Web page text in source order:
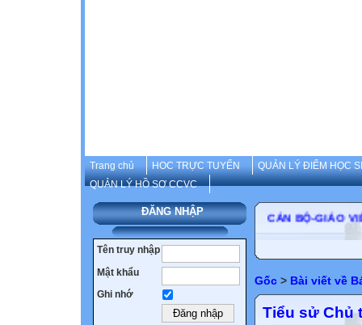
Trang chủ HOC TRỰC TUYẾN
QUẢN LÝ ĐIỂM HỌC
QUẢN LÝ HỒ SƠ CCVC
ĐĂNG NHẬP
Tên truy nhập
Mật khẩu
Ghi nhớ
CÁN BỘ-
Gốc > Bài viết về
Tiểu sử Chủ